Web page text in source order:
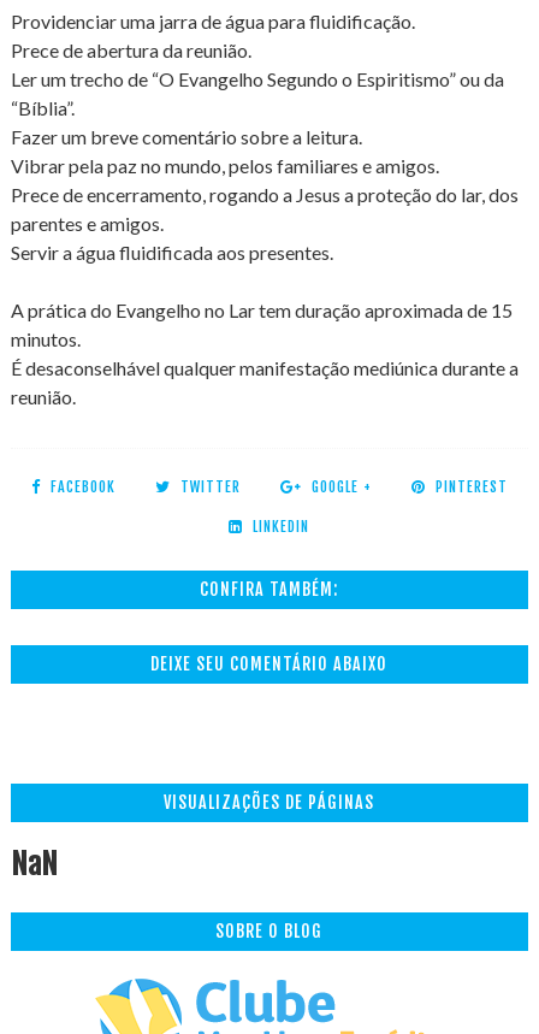
Providenciar uma jarra de água para fluidificação.
Prece de abertura da reunião.
Ler um trecho de “O Evangelho Segundo o Espiritismo” ou da
“Bíblia”.
Fazer um breve comentário sobre a leitura.
Vibrar pela paz no mundo, pelos familiares e amigos.
Prece de encerramento, rogando a Jesus a proteção do lar, dos
parentes e amigos.
Servir a água fluidificada aos presentes.
A prática do Evangelho no Lar tem duração aproximada de 15
minutos.
É desaconselhável qualquer manifestação mediúnica durante a
reunião.
FACEBOOK TWITTER GOOGLE + PINTEREST
LINKEDIN
CONFIRA TAMBÉM:
DEIXE SEU COMENTÁRIO ABAIXO
VISUALIZAÇÕES DE PÁGINAS
NaN
SOBRE O BLOG